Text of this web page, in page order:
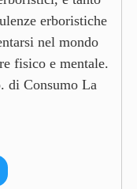
erboristiche
nel mondo
fisico e mentale.
di Consumo La